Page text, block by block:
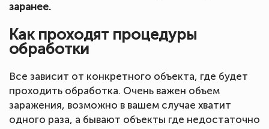
заранее.
Как проходят процедуры
обработки
Все зависит от конкретного объекта, где будет
проходить обработка. Очень важен объем
заражения, возможно в вашем случае хватит
одного раза, а бывают объекты где недостаточно